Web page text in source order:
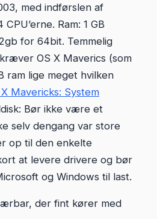
med indførslen af
Ram: 1 GB
for 64bit. Temmelig
OS X Maverics (som
ram lige meget hvilken
X Mavericks: System
Bør ikke være et
selv dengang var store
op til den enkelte
at levere drivere og bør
og Windows til last.
der fint kører med